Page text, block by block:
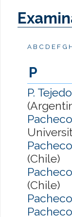
A B C D E F G
P
P.
(Chile)
(Chile)